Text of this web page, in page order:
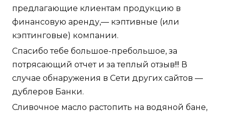
предлагающие клиентам продукцию в
финансовую аренду,— кэптивные (или
кэптинговые) компании.
Спасибо тебе большое-пребольшое, за
потрясающий отчет и за теплый отзыв!!! В
случае обнаружения в Сети других сайтов —
дублеров Банки.
Сливочное масло растопить на водяной бане,